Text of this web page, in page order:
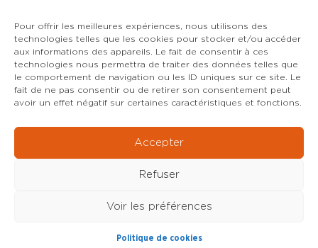
Pour offrir les meilleures expériences, nous utilisons des
technologies telles que les cookies pour stocker et/ou accéder
aux informations des appareils. Le fait de consentir à ces
technologies nous permettra de traiter des données telles que
le comportement de navigation ou les ID uniques sur ce site. Le
fait de ne pas consentir ou de retirer son consentement peut
avoir un effet négatif sur certaines caractéristiques et fonctions.
Accepter
Refuser
Voir les préférences
Politique de cookies
sont automatiquement inscrits.